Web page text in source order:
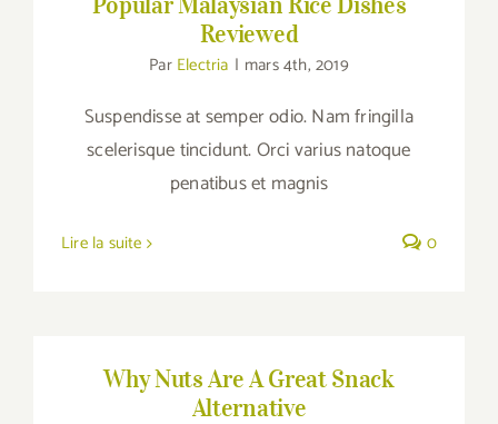
Reviewed
Par Electria | mars 4th, 2019
Suspendisse at semper odio. Nam fringilla
scelerisque tincidunt. Orci varius natoque
penatibus et magnis
Lire la suite 0
Why Nuts Are A Great Snack
Alternative